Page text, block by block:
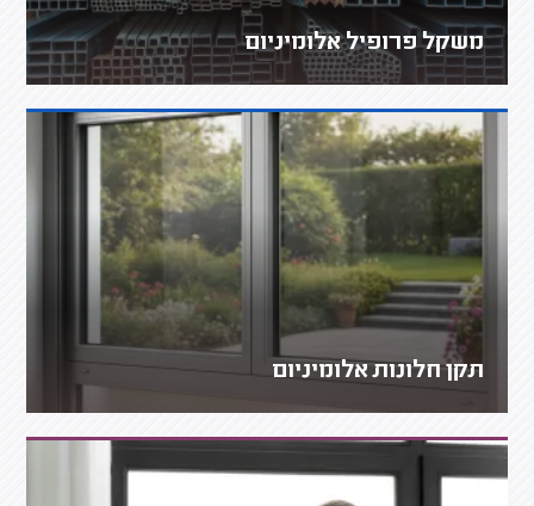
משקל פרופיל אלומיניום
תקן חלונות אלומיניום